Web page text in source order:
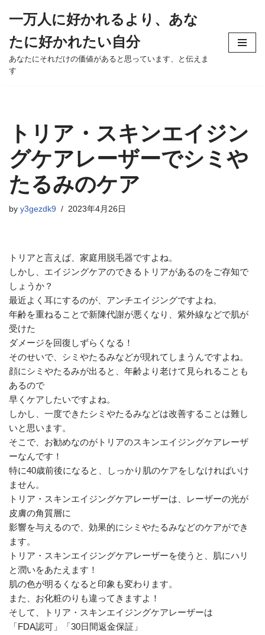
to
content
一万人に好かれるより、あな
たに好かれたい自分
あなたにそれだけの価値があると思っています、と伝えま
す
トリア・スキンエイジン
グケアレーザーでシミや
たるみのケア
by y3gezdk9 2023年4月26日
トリアと言えば、家庭用脱毛器ですよね。
しかし、エイジングケアのできるトリアがあるのをご存知で
しょうか？
最近よく耳にするのが、アンチエイジングですよね。
年齢を重ねることで新陳代謝が悪くなり、紫外線などで肌が
受けた
ダメージを回復しずらくなる！
そのせいで、シミやたるみなどが現れてしまうんですよね。
顔にシミやたるみが出ると、年齢より老けて見られることも
あるので
早くケアしたいですよね。
しかし、一度できたシミやたるみなどは改善することは難し
いと思います。
そこで、お勧めなのがトリアのスキンエイジングケアレーザ
ーなんです！
特に40歳前後になると、しっかり肌のケアをしなければいけ
ません。
トリア・スキンエイジングケアレーザーは、レーザーの光が
皮膚の角質層に
影響を与えるので、効果的にシミやたるみなどのケアができ
ます。
トリア・スキンエイジングケアレーザーを使うと、肌にハリ
と潤いをあたえます！
肌の色が明るくなると印象も変わります。
また、お化粧のりも違ってきますよ！
そして、トリア・スキンエイジングケアレーザーは
「FDA認可」「30日間返金保証」